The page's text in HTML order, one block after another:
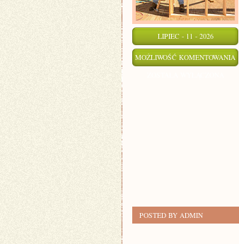
LIPIEC - 11 - 2026
MOŻLIWOŚĆ KOMENTOWANIA
POSTED BY ADMIN